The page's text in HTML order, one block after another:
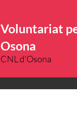
Voluntariat
Osona
CNL d'Osona